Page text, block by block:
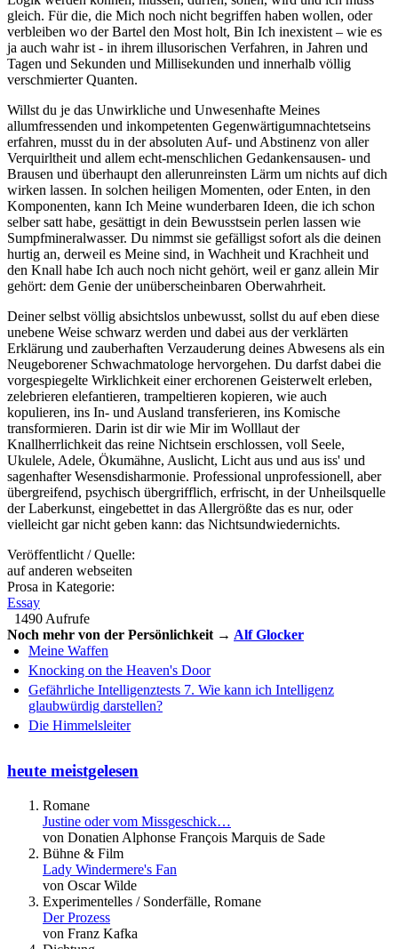
gleich. Für die, die Mich noch nicht begriffen haben wollen, oder
verbleiben wo der Bartel den Most holt, Bin Ich inexistent – wie es
ja auch wahr ist - in ihrem illusorischen Verfahren, in Jahren und
Tagen und Sekunden und Millisekunden und innerhalb völlig
verschmierter Quanten.
Willst du je das Unwirkliche und Unwesenhafte Meines
allumfressenden und inkompetenten Gegenwärtigumnachtetseins
erfahren, musst du in der absoluten Auf- und Abstinenz von aller
Verquirltheit und allem echt-menschlichen Gedankensausen- und
Brausen und überhaupt den allerunreinsten Lärm um nichts auf dich
wirken lassen. In solchen heiligen Momenten, oder Enten, in den
Komponenten, kann Ich Meine wunderbaren Ideen, die ich schon
selber satt habe, gesättigt in dein Bewusstsein perlen lassen wie
Sumpfmineralwasser. Du nimmst sie gefälligst sofort als die deinen
hurtig an, derweil es Meine sind, in Wachheit und Krachheit und
den Knall habe Ich auch noch nicht gehört, weil er ganz allein Mir
gehört: dem Genie der unüberscheinbaren Oberwahrheit.
Deiner selbst völlig absichtslos unbewusst, sollst du auf eben diese
unebene Weise schwarz werden und dabei aus der verklärten
Erklärung und zauberhaften Verzauderung deines Abwesens als ein
Neugeborener Schwachmatologe hervorgehen. Du darfst dabei die
vorgespiegelte Wirklichkeit einer erchorenen Geisterwelt erleben,
zelebrieren elefantieren, trampeltieren kopieren, wie auch
kopulieren, ins In- und Ausland transferieren, ins Komische
transformieren. Darin ist dir wie Mir im Wolllaut der
Knallherrlichkeit das reine Nichtsein erschlossen, voll Seele,
Ukulele, Adele, Ökumähne, Auslicht, Licht aus und aus iss' und
sagenhafter Wesensdisharmonie. Professional unprofessionell, aber
übergreifend, psychisch übergrifflich, erfrischt, in der Unheilsquelle
der Laberkunst, eingebettet in das Allergrößte das es nur, oder
vielleicht gar nicht geben kann: das Nichtsundwiedernichts.
Veröffentlicht / Quelle:
auf anderen webseiten
Prosa in Kategorie:
Essay
1490 Aufrufe
Noch mehr von der Persönlichkeit → Alf Glocker
Meine Waffen
Knocking on the Heaven's Door
Gefährliche Intelligenztests 7. Wie kann ich Intelligenz
glaubwürdig darstellen?
Die Himmelsleiter
heute meistgelesen
Romane
Justine oder vom Missgeschick…
von Donatien Alphonse François Marquis de Sade
Bühne & Film
Lady Windermere's Fan
von Oscar Wilde
Experimentelles / Sonderfälle, Romane
Der Prozess
von Franz Kafka